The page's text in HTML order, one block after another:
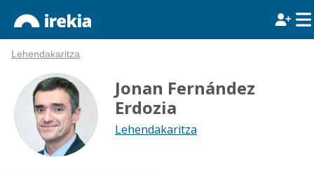
Lehendakaritza
Jonan Fernández
Erdozia
Lehendakaritza